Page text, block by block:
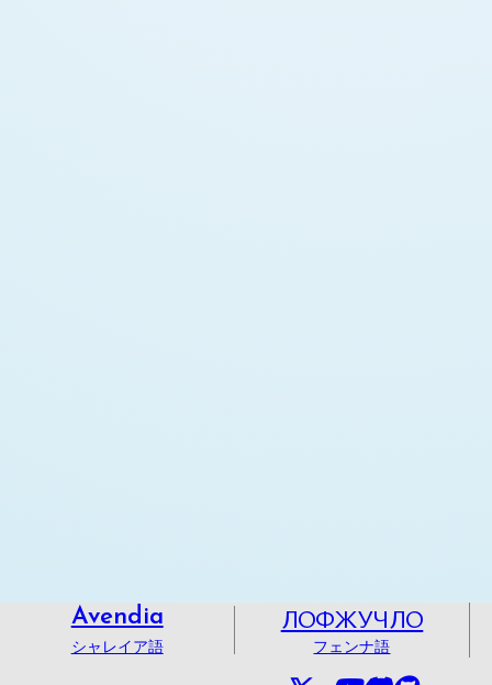
Avendia
シャレイア語
ЛОФЖУЧЛО
フェンナ語